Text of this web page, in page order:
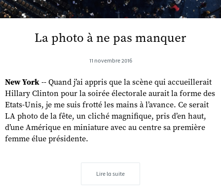
La photo à ne pas manquer
11 novembre 2016
New York -- Quand j’ai appris que la scène qui accueillerait
Hillary Clinton pour la soirée électorale aurait la forme des
Etats-Unis, je me suis frotté les mains à l’avance. Ce serait
LA photo de la fête, un cliché magnifique, pris d’en haut,
d’une Amérique en miniature avec au centre sa première
femme élue présidente.
Lire la suite